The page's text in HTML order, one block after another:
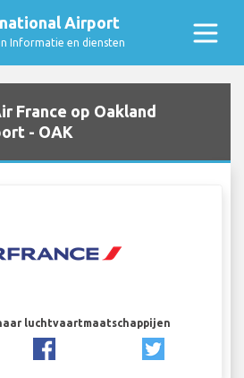
Airport
Informatie en diensten
France op Oakland
- OAK
luchtvaartmaatschappijen